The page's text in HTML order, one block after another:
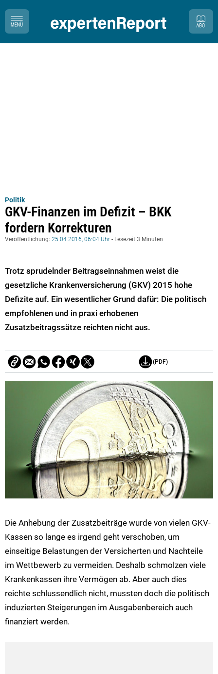
Politik
GKV-Finanzen im Defizit – BKK
fordern Korrekturen
Veröffentlichung: 25.04.2016, 06:04 Uhr - Lesezeit 3 Minuten
Trotz sprudelnder Beitragseinnahmen weist die
gesetzliche Krankenversicherung (GKV) 2015 hohe
Defizite auf. Ein wesentlicher Grund dafür: Die politisch
empfohlenen und in praxi erhobenen
Zusatzbeitragssätze reichten nicht aus.
(PDF)
Die Anhebung der Zusatzbeiträge wurde von vielen GKV-
Kassen so lange es irgend geht verschoben, um
einseitige Belastungen der Versicherten und Nachteile
im Wettbewerb zu vermeiden. Deshalb schmolzen viele
Krankenkassen ihre Vermögen ab. Aber auch dies
reichte schlussendlich nicht, mussten doch die politisch
induzierten Steigerungen im Ausgabenbereich auch
finanziert werden.